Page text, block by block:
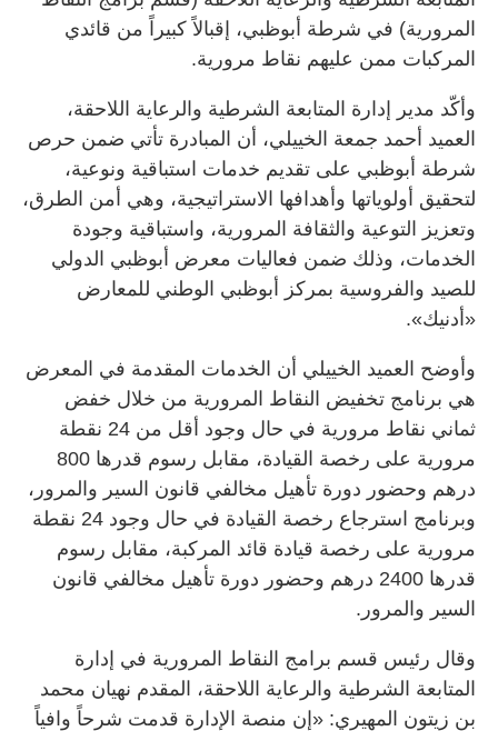
المرورية) في شرطة أبوظبي، إقبالاً كبيراً من قائدي
المركبات ممن عليهم نقاط مرورية.
وأكّد مدير إدارة المتابعة الشرطية والرعاية اللاحقة،
العميد أحمد جمعة الخييلي، أن المبادرة تأتي ضمن حرص
شرطة أبوظبي على تقديم خدمات استباقية ونوعية،
لتحقيق أولوياتها وأهدافها الاستراتيجية، وهي أمن الطرق،
وتعزيز التوعية والثقافة المرورية، واستباقية وجودة
الخدمات، وذلك ضمن فعاليات معرض أبوظبي الدولي
للصيد والفروسية بمركز أبوظبي الوطني للمعارض
«أدنيك».
وأوضح العميد الخييلي أن الخدمات المقدمة في المعرض
هي برنامج تخفيض النقاط المرورية من خلال خفض
ثماني نقاط مرورية في حال وجود أقل من 24 نقطة
مرورية على رخصة القيادة، مقابل رسوم قدرها 800
درهم وحضور دورة تأهيل مخالفي قانون السير والمرور،
وبرنامج استرجاع رخصة القيادة في حال وجود 24 نقطة
مرورية على رخصة قيادة قائد المركبة، مقابل رسوم
قدرها 2400 درهم وحضور دورة تأهيل مخالفي قانون
السير والمرور.
وقال رئيس قسم برامج النقاط المرورية في إدارة
المتابعة الشرطية والرعاية اللاحقة، المقدم نهيان محمد
بن زيتون المهيري: «إن منصة الإدارة قدمت شرحاً وافياً